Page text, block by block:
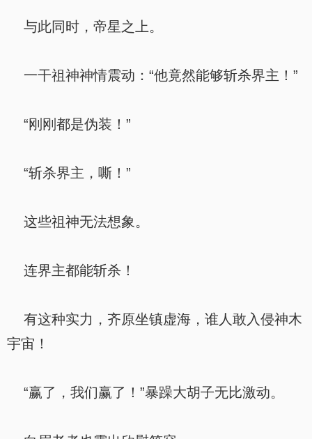
与此同时，帝星之上。
一干祖神神情震动：“他竟然能够斩杀界主！”
“刚刚都是伪装！”
“斩杀界主，嘶！”
这些祖神无法想象。
连界主都能斩杀！
有这种实力，齐原坐镇虚海，谁人敢入侵神木
宇宙！
“赢了，我们赢了！”暴躁大胡子无比激动。